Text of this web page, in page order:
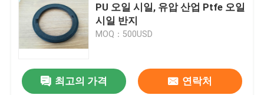
PU 오일 시일, 유압 산업 Ptfe 오일
시일 반지
MOQ：500USD
최고의 가격 연락처